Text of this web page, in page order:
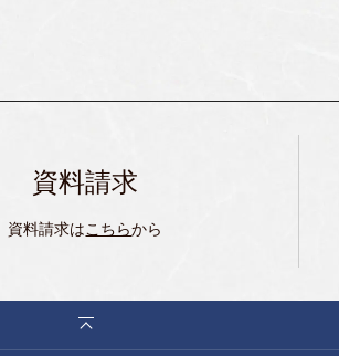
資料請求
資料請求はこちらから